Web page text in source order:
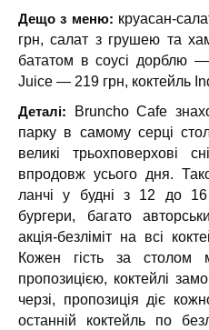
Дещо з меню: круасан-
грн, салат з грушею та
бататом в соусі дорблю
Juice — 219 грн, коктейль
Деталі: Bruncho Cafe
парку в самому серці
великі трьохповерхові
впродовж усього дня.
ланчі у будні з 12 до 16
бургери, багато
акція-безліміт на всі
Кожен гість за столом
пропозицією, коктейлі
черзі, пропозиція діє
останній коктейль по